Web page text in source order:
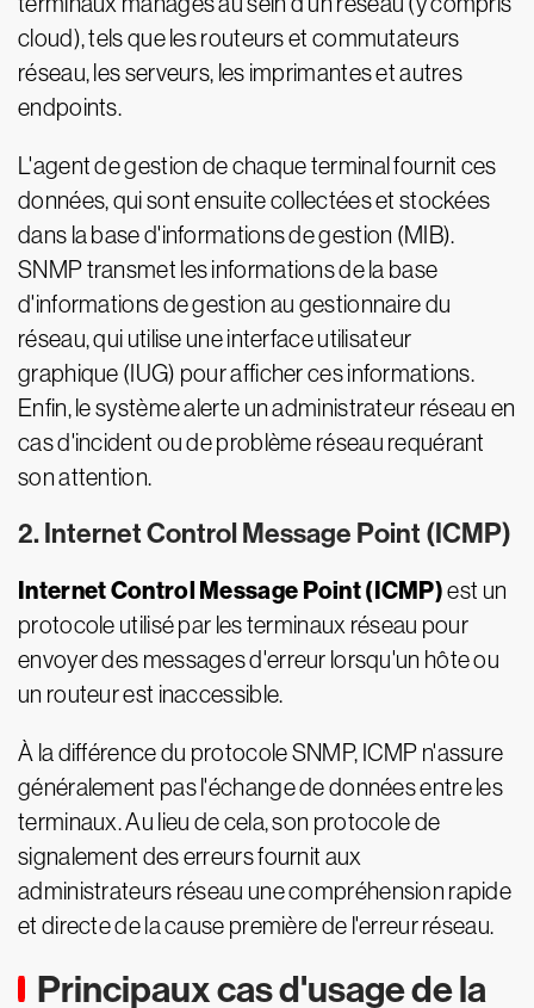
cloud), tels que les routeurs et commutateurs
réseau, les serveurs, les imprimantes et autres
endpoints.
L'agent de gestion de chaque terminal fournit ces
données, qui sont ensuite collectées et stockées
dans la base d'informations de gestion (MIB).
SNMP transmet les informations de la base
d'informations de gestion au gestionnaire du
réseau, qui utilise une interface utilisateur
graphique (IUG) pour afficher ces informations.
Enfin, le système alerte un administrateur réseau en
cas d'incident ou de problème réseau requérant
son attention.
2. Internet Control Message Point (ICMP)
Internet Control Message Point (ICMP)est un
protocole utilisé par les terminaux réseau pour
envoyer des messages d'erreur lorsqu'un hôte ou
un routeur est inaccessible.
À la différence du protocole SNMP, ICMP n'assure
généralement pas l'échange de données entre les
terminaux. Au lieu de cela, son protocole de
signalement des erreurs fournit aux
administrateurs réseau une compréhension rapide
et directe de la cause première de l'erreur réseau.
Principaux cas d'usage de la